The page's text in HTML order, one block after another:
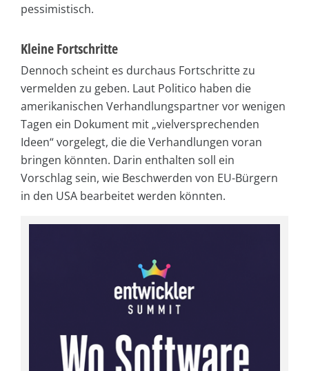
pessimistisch.
Kleine Fortschritte
Dennoch scheint es durchaus Fortschritte zu
vermelden zu geben. Laut Politico haben die
amerikanischen Verhandlungspartner vor wenigen
Tagen ein Dokument mit „vielversprechenden
Ideen“ vorgelegt, die die Verhandlungen voran
bringen könnten. Darin enthalten soll ein
Vorschlag sein, wie Beschwerden von EU-Bürgern
in den USA bearbeitet werden könnten.